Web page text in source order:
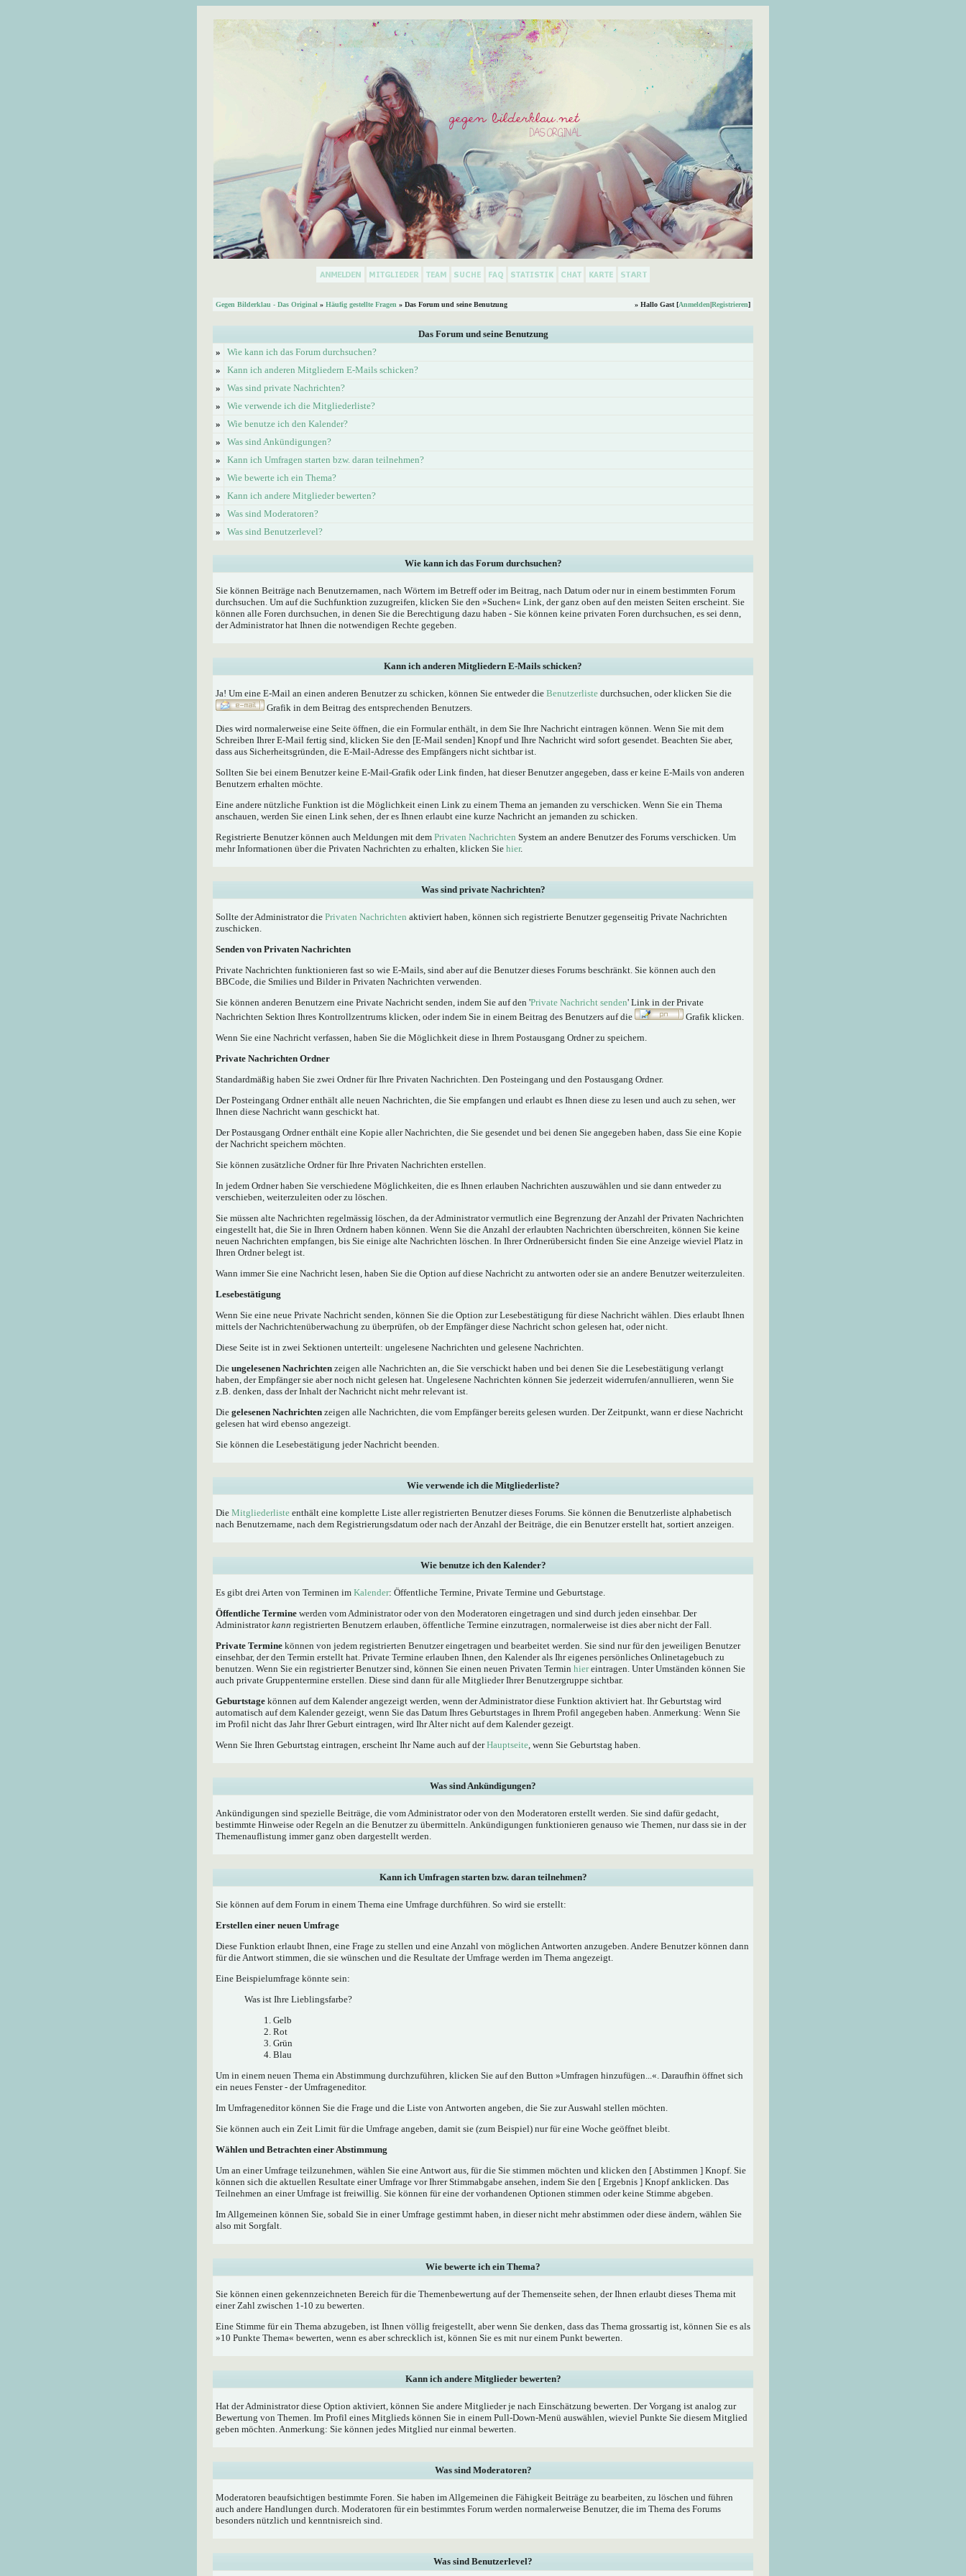
Gegen Bilderklau - Das Original » Häufig gestellte Fragen » Das Forum und seine Benutzung » Hallo Gast [Anmelden|Registrieren]
Das Forum und seine Benutzung
»
Wie kann ich das Forum durchsuchen?
»
Kann ich anderen Mitgliedern E-Mails schicken?
»
Was sind private Nachrichten?
»
Wie verwende ich die Mitgliederliste?
»
Wie benutze ich den Kalender?
»
Was sind Ankündigungen?
»
Kann ich Umfragen starten bzw. daran teilnehmen?
»
Wie bewerte ich ein Thema?
»
Kann ich andere Mitglieder bewerten?
»
Was sind Moderatoren?
»
Was sind Benutzerlevel?
Wie kann ich das Forum durchsuchen?
Sie können Beiträge nach Benutzernamen, nach Wörtern im Betreff oder im Beitrag, nach Datum oder nur in einem bestimmten Forum
durchsuchen. Um auf die Suchfunktion zuzugreifen, klicken Sie den »Suchen« Link, der ganz oben auf den meisten Seiten erscheint. Sie
können alle Foren durchsuchen, in denen Sie die Berechtigung dazu haben - Sie können keine privaten Foren durchsuchen, es sei denn,
der Administrator hat Ihnen die notwendigen Rechte gegeben.
Kann ich anderen Mitgliedern E-Mails schicken?
Ja! Um eine E-Mail an einen anderen Benutzer zu schicken, können Sie entweder die Benutzerliste durchsuchen, oder klicken Sie die
Grafik in dem Beitrag des entsprechenden Benutzers.
Dies wird normalerweise eine Seite öffnen, die ein Formular enthält, in dem Sie Ihre Nachricht eintragen können. Wenn Sie mit dem
Schreiben Ihrer E-Mail fertig sind, klicken Sie den [E-Mail senden] Knopf und Ihre Nachricht wird sofort gesendet. Beachten Sie aber,
dass aus Sicherheitsgründen, die E-Mail-Adresse des Empfängers nicht sichtbar ist.
Sollten Sie bei einem Benutzer keine E-Mail-Grafik oder Link finden, hat dieser Benutzer angegeben, dass er keine E-Mails von anderen
Benutzern erhalten möchte.
Eine andere nützliche Funktion ist die Möglichkeit einen Link zu einem Thema an jemanden zu verschicken. Wenn Sie ein Thema
anschauen, werden Sie einen Link sehen, der es Ihnen erlaubt eine kurze Nachricht an jemanden zu schicken.
Registrierte Benutzer können auch Meldungen mit dem Privaten Nachrichten System an andere Benutzer des Forums verschicken. Um
mehr Informationen über die Privaten Nachrichten zu erhalten, klicken Sie hier.
Was sind private Nachrichten?
Sollte der Administrator die Privaten Nachrichten aktiviert haben, können sich registrierte Benutzer gegenseitig Private Nachrichten
zuschicken.
Senden von Privaten Nachrichten
Private Nachrichten funktionieren fast so wie E-Mails, sind aber auf die Benutzer dieses Forums beschränkt. Sie können auch den
BBCode, die Smilies und Bilder in Privaten Nachrichten verwenden.
Sie können anderen Benutzern eine Private Nachricht senden, indem Sie auf den 'Private Nachricht senden' Link in der Private
Nachrichten Sektion Ihres Kontrollzentrums klicken, oder indem Sie in einem Beitrag des Benutzers auf die
Grafik klicken.
Wenn Sie eine Nachricht verfassen, haben Sie die Möglichkeit diese in Ihrem Postausgang Ordner zu speichern.
Private Nachrichten Ordner
Standardmäßig haben Sie zwei Ordner für Ihre Privaten Nachrichten. Den Posteingang und den Postausgang Ordner.
Der Posteingang Ordner enthält alle neuen Nachrichten, die Sie empfangen und erlaubt es Ihnen diese zu lesen und auch zu sehen, wer
Ihnen diese Nachricht wann geschickt hat.
Der Postausgang Ordner enthält eine Kopie aller Nachrichten, die Sie gesendet und bei denen Sie angegeben haben, dass Sie eine Kopie
der Nachricht speichern möchten.
Sie können zusätzliche Ordner für Ihre Privaten Nachrichten erstellen.
In jedem Ordner haben Sie verschiedene Möglichkeiten, die es Ihnen erlauben Nachrichten auszuwählen und sie dann entweder zu
verschieben, weiterzuleiten oder zu löschen.
Sie müssen alte Nachrichten regelmässig löschen, da der Administrator vermutlich eine Begrenzung der Anzahl der Privaten Nachrichten
eingestellt hat, die Sie in Ihren Ordnern haben können. Wenn Sie die Anzahl der erlaubten Nachrichten überschreiten, können Sie keine
neuen Nachrichten empfangen, bis Sie einige alte Nachrichten löschen. In Ihrer Ordnerübersicht finden Sie eine Anzeige wieviel Platz in
Ihren Ordner belegt ist.
Wann immer Sie eine Nachricht lesen, haben Sie die Option auf diese Nachricht zu antworten oder sie an andere Benutzer weiterzuleiten.
Lesebestätigung
Wenn Sie eine neue Private Nachricht senden, können Sie die Option zur Lesebestätigung für diese Nachricht wählen. Dies erlaubt Ihnen
mittels der Nachrichtenüberwachung zu überprüfen, ob der Empfänger diese Nachricht schon gelesen hat, oder nicht.
Diese Seite ist in zwei Sektionen unterteilt: ungelesene Nachrichten und gelesene Nachrichten.
Die ungelesenen Nachrichten zeigen alle Nachrichten an, die Sie verschickt haben und bei denen Sie die Lesebestätigung verlangt
haben, der Empfänger sie aber noch nicht gelesen hat. Ungelesene Nachrichten können Sie jederzeit widerrufen/annullieren, wenn Sie
z.B. denken, dass der Inhalt der Nachricht nicht mehr relevant ist.
Die gelesenen Nachrichten zeigen alle Nachrichten, die vom Empfänger bereits gelesen wurden. Der Zeitpunkt, wann er diese Nachricht
gelesen hat wird ebenso angezeigt.
Sie können die Lesebestätigung jeder Nachricht beenden.
Wie verwende ich die Mitgliederliste?
Die Mitgliederliste enthält eine komplette Liste aller registrierten Benutzer dieses Forums. Sie können die Benutzerliste alphabetisch
nach Benutzername, nach dem Registrierungsdatum oder nach der Anzahl der Beiträge, die ein Benutzer erstellt hat, sortiert anzeigen.
Wie benutze ich den Kalender?
Es gibt drei Arten von Terminen im Kalender: Öffentliche Termine, Private Termine und Geburtstage.
Öffentliche Termine werden vom Administrator oder von den Moderatoren eingetragen und sind durch jeden einsehbar. Der
Administratorkann registrierten Benutzern erlauben, öffentliche Termine einzutragen, normalerweise ist dies aber nicht der Fall.
Private Termine können von jedem registrierten Benutzer eingetragen und bearbeitet werden. Sie sind nur für den jeweiligen Benutzer
einsehbar, der den Termin erstellt hat. Private Termine erlauben Ihnen, den Kalender als Ihr eigenes persönliches Onlinetagebuch zu
benutzen. Wenn Sie ein registrierter Benutzer sind, können Sie einen neuen Privaten Termin hiereintragen. Unter Umständen können Sie
auch private Gruppentermine erstellen. Diese sind dann für alle Mitglieder Ihrer Benutzergruppe sichtbar.
Geburtstage können auf dem Kalender angezeigt werden, wenn der Administrator diese Funktion aktiviert hat. Ihr Geburtstag wird
automatisch auf dem Kalender gezeigt, wenn Sie das Datum Ihres Geburtstages in Ihrem Profil angegeben haben. Anmerkung: Wenn Sie
im Profil nicht das Jahr Ihrer Geburt eintragen, wird Ihr Alter nicht auf dem Kalender gezeigt.
Wenn Sie Ihren Geburtstag eintragen, erscheint Ihr Name auch auf derHauptseite, wenn Sie Geburtstag haben.
Was sind Ankündigungen?
Ankündigungen sind spezielle Beiträge, die vom Administrator oder von den Moderatoren erstellt werden. Sie sind dafür gedacht,
bestimmte Hinweise oder Regeln an die Benutzer zu übermitteln. Ankündigungen funktionieren genauso wie Themen, nur dass sie in der
Themenauflistung immer ganz oben dargestellt werden.
Kann ich Umfragen starten bzw. daran teilnehmen?
Sie können auf dem Forum in einem Thema eine Umfrage durchführen. So wird sie erstellt:
Erstellen einer neuen Umfrage
Diese Funktion erlaubt Ihnen, eine Frage zu stellen und eine Anzahl von möglichen Antworten anzugeben. Andere Benutzer können dann
für die Antwort stimmen, die sie wünschen und die Resultate der Umfrage werden im Thema angezeigt.
Eine Beispielumfrage könnte sein:
Was ist Ihre Lieblingsfarbe?
Gelb
Rot
Grün
Blau
Um in einem neuen Thema ein Abstimmung durchzuführen, klicken Sie auf den Button »Umfragen hinzufügen...«. Daraufhin öffnet sich
ein neues Fenster - der Umfrageneditor.
Im Umfrageneditor können Sie die Frage und die Liste von Antworten angeben, die Sie zur Auswahl stellen möchten.
Sie können auch ein Zeit Limit für die Umfrage angeben, damit sie (zum Beispiel) nur für eine Woche geöffnet bleibt.
Wählen und Betrachten einer Abstimmung
Um an einer Umfrage teilzunehmen, wählen Sie eine Antwort aus, für die Sie stimmen möchten und klicken den [ Abstimmen ] Knopf. Sie
können sich die aktuellen Resultate einer Umfrage vor Ihrer Stimmabgabe ansehen, indem Sie den [ Ergebnis ] Knopf anklicken. Das
Teilnehmen an einer Umfrage ist freiwillig. Sie können für eine der vorhandenen Optionen stimmen oder keine Stimme abgeben.
Im Allgemeinen können Sie, sobald Sie in einer Umfrage gestimmt haben, in dieser nicht mehr abstimmen oder diese ändern, wählen Sie
also mit Sorgfalt.
Wie bewerte ich ein Thema?
Sie können einen gekennzeichneten Bereich für die Themenbewertung auf der Themenseite sehen, der Ihnen erlaubt dieses Thema mit
einer Zahl zwischen 1-10 zu bewerten.
Eine Stimme für ein Thema abzugeben, ist Ihnen völlig freigestellt, aber wenn Sie denken, dass das Thema grossartig ist, können Sie es als
»10 Punkte Thema« bewerten, wenn es aber schrecklich ist, können Sie es mit nur einem Punkt bewerten.
Kann ich andere Mitglieder bewerten?
Hat der Administrator diese Option aktiviert, können Sie andere Mitglieder je nach Einschätzung bewerten. Der Vorgang ist analog zur
Bewertung von Themen. Im Profil eines Mitglieds können Sie in einem Pull-Down-Menü auswählen, wieviel Punkte Sie diesem Mitglied
geben möchten. Anmerkung: Sie können jedes Mitglied nur einmal bewerten.
Was sind Moderatoren?
Moderatoren beaufsichtigen bestimmte Foren. Sie haben im Allgemeinen die Fähigkeit Beiträge zu bearbeiten, zu löschen und führen
auch andere Handlungen durch. Moderatoren für ein bestimmtes Forum werden normalerweise Benutzer, die im Thema des Forums
besonders nützlich und kenntnisreich sind.
Was sind Benutzerlevel?